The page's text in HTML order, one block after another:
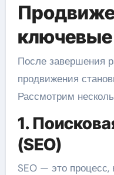
ключевые
После завершения
продвижения
Рассмотрим
1.
(SEO)
SEO — это процесс,